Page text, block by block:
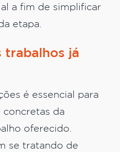
a fim de simplificar
etapa.
trabalhos já
é essencial para
concretas da
oferecido.
se tratando de